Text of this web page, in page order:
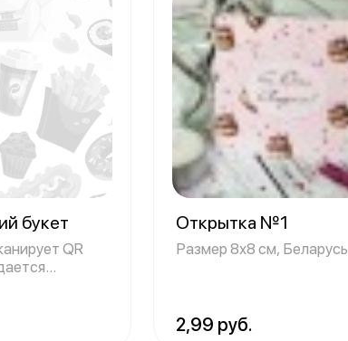
букет
QR
Открытка №1
Размер 8х8 см, Беларусь
2,99 руб.